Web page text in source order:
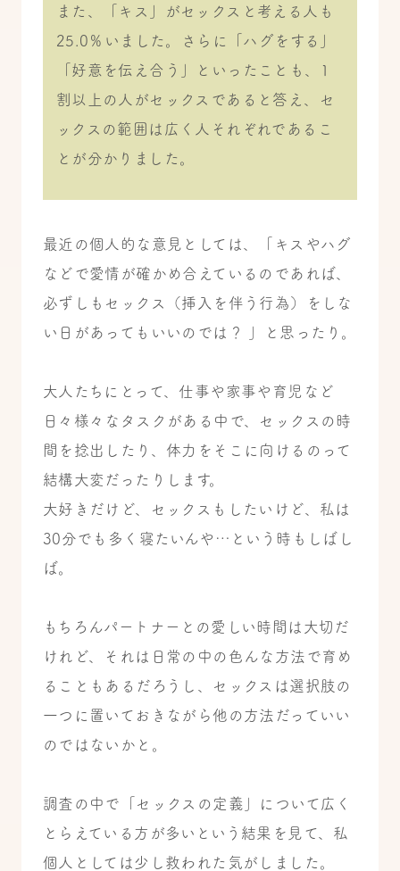
また、「キス」がセックスと考える人も
25.0％いました。さらに「ハグをする」
「好意を伝え合う」といったことも、1
割以上の人がセックスであると答え、セ
ックスの範囲は広く人それぞれであるこ
とが分かりました。
最近の個人的な意見としては、「キスやハグ
などで愛情が確かめ合えているのであれば、
必ずしもセックス（挿入を伴う行為）をしな
い日があってもいいのでは？ 」と思ったり。
大人たちにとって、仕事や家事や育児など
日々様々なタスクがある中で、セックスの時
間を捻出したり、体力をそこに向けるのって
結構大変だったりします。
大好きだけど、セックスもしたいけど、私は
30分でも多く寝たいんや…という時もしばし
ば。
もちろんパートナーとの愛しい時間は大切だ
けれど、それは日常の中の色んな方法で育め
ることもあるだろうし、セックスは選択肢の
一つに置いておきながら他の方法だっていい
のではないかと。
調査の中で「セックスの定義」について広く
とらえている方が多いという結果を見て、私
個人としては少し救われた気がしました。